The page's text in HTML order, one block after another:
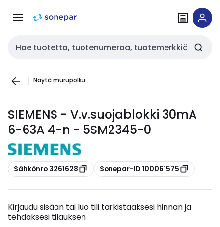
navigointiinsisältöön
Haku
Näytä murupolku
SIEMENS - V.v.suojablokki 30mA
6-63A 4-n - 5SM2345-0
Kopioi
Sähkönro 3261628 Kopioi
Sonepar-ID 100061575
Kirjaudu sisään tai luo tili tarkistaaksesi hinnan ja
tehdäksesi tilauksen